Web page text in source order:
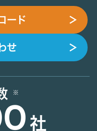
ード ＞
せ ＞
社